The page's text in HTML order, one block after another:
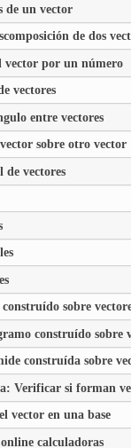
de un vector
de dos
por un número
vectores
entre vectores
sobre otro vector
vectores
sobre
construído sobre
construída sobre
Verificar si forman
vector en una base
calculadoras